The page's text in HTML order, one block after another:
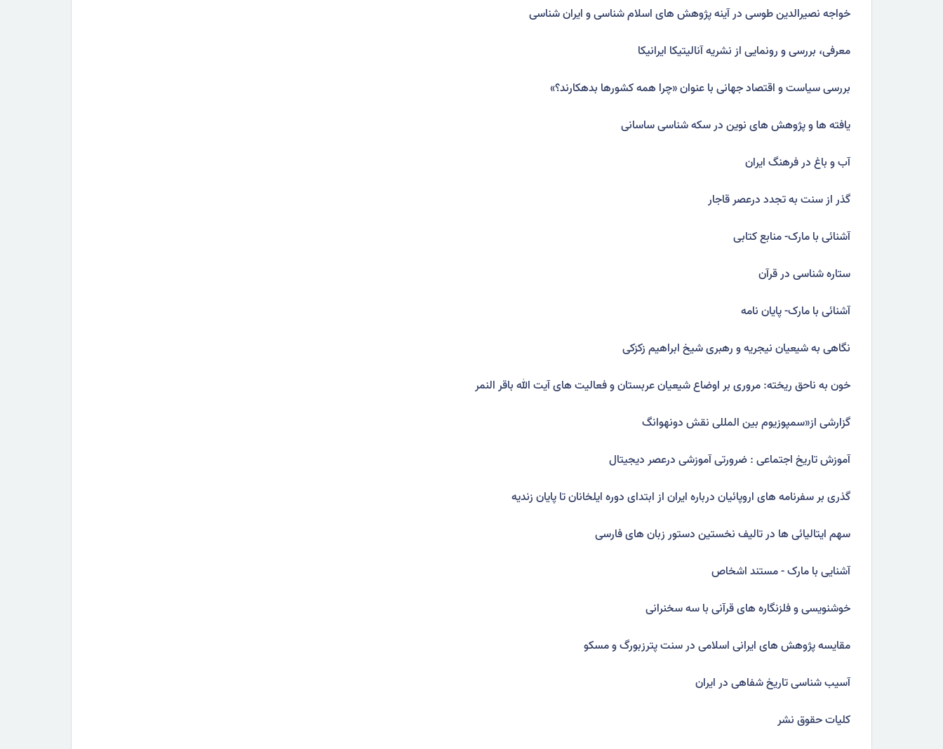
خواجه نصیرالدین طوسی در آینه پژوهش های اسلام شناسی و ایران شناسی
معرفی، بررسی و رونمایی از نشریه آنالیتیکا ایرانیکا
بررسی سیاست و اقتصاد جهانی با عنوان «چرا همه کشورها بدهکارند؟»
یافته ها و پژوهش های نوین در سکه شناسی ساسانی
آب و باغ در فرهنگ ایران
گذر از سنت به تجدد درعصر قاجار
آشنائی با مارک- منابع کتابی
ستاره شناسی در قرآن
آشنائی با مارک- پایان نامه
نگاهی به شیعیان نیجریه و رهبری شیخ ابراهیم زکزکی
خون به ناحق ریخته: مروری بر اوضاع شیعیان عربستان و فعالیت های آیت الله باقر النمر
گزارشی از«سمپوزیوم بین المللی نقش دونهوانگ
آموزش تاریخ اجتماعی : ضرورتی آموزشی درعصر دیجیتال
گذری بر سفرنامه های اروپائیان درباره ایران از ابتدای دوره ایلخانان تا پایان زندیه
سهم ایتالیائی ها در تالیف نخستین دستور زبان های فارسی
آشنایی با مارک - مستند اشخاص
خوشنویسی و فلزنگاره های قرآنی با سه سخنرانی
مقایسه پژوهش های ایرانی اسلامی در سنت پترزبورگ و مسکو
آسیب شناسی تاریخ شفاهی در ایران
کلیات حقوق نشر